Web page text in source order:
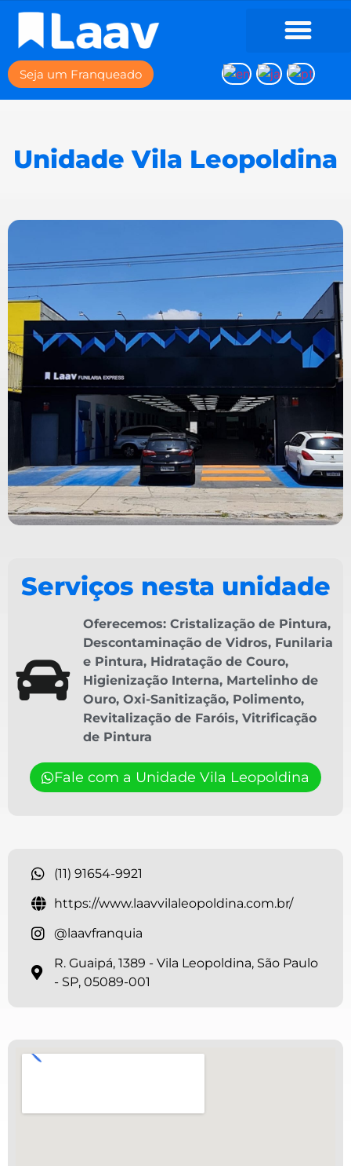
Seja um Franqueado
Unidade Vila Leopoldina
Serviços nesta unidade
Oferecemos: Cristalização de Pintura,
Descontaminação de Vidros, Funilaria
e Pintura, Hidratação de Couro,
Higienização Interna, Martelinho de
Ouro, Oxi-Sanitização, Polimento,
Revitalização de Faróis, Vitrificação
de Pintura
Fale com a Unidade Vila Leopoldina
(11) 91654-9921
https://www.laavvilaleopoldina.com.br/
@laavfranquia
R. Guaipá, 1389 - Vila Leopoldina, São Paulo
- SP, 05089-001